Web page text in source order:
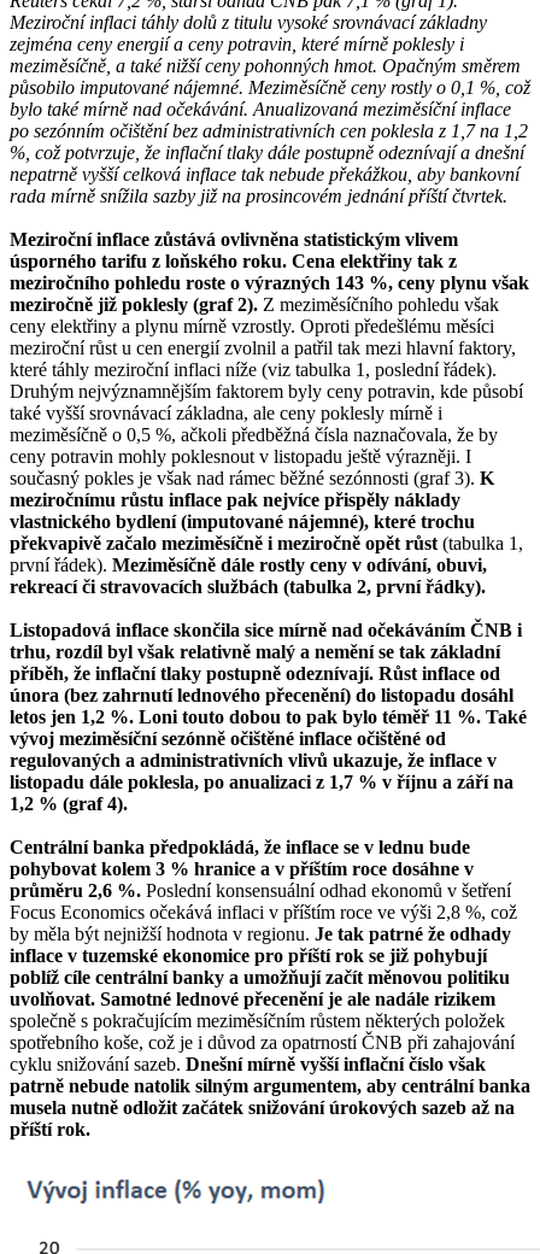
Meziroční inflaci táhly dolů z titulu vysoké srovnávací základny
zejména ceny energií a ceny potravin, které mírně poklesly i
meziměsíčně, a také nižší ceny pohonných hmot. Opačným směrem
působilo imputované nájemné. Meziměsíčně ceny rostly o 0,1 %, což
bylo také mírně nad očekávání. Anualizovaná meziměsíční inflace
po sezónním očištění bez administrativních cen poklesla z 1,7 na 1,2
%, což potvrzuje, že inflační tlaky dále postupně odeznívají a dnešní
nepatrně vyšší celková inflace tak nebude překážkou, aby bankovní
rada mírně snížila sazby již na prosincovém jednání příští čtvrtek.
Meziroční inflace zůstává ovlivněna statistickým vlivem
úsporného tarifu z loňského roku. Cena elektřiny tak z
meziročního pohledu roste o výrazných 143 %, ceny plynu však
meziročně již poklesly (graf 2). Z meziměsíčního pohledu však
ceny elektřiny a plynu mírně vzrostly. Oproti předešlému měsíci
meziroční růst u cen energií zvolnil a patřil tak mezi hlavní faktory,
které táhly meziroční inflaci níže (viz tabulka 1, poslední řádek).
Druhým nejvýznamnějším faktorem byly ceny potravin, kde působí
také vyšší srovnávací základna, ale ceny poklesly mírně i
meziměsíčně o 0,5 %, ačkoli předběžná čísla naznačovala, že by
ceny potravin mohly poklesnout v listopadu ještě výrazněji. I
současný pokles je však nad rámec běžné sezónnosti (graf 3). K
meziročnímu růstu inflace pak nejvíce přispěly náklady
vlastnického bydlení (imputované nájemné), které trochu
překvapivě začalo meziměsíčně i meziročně opět růst (tabulka 1,
první řádek). Meziměsíčně dále rostly ceny v odívání, obuvi,
rekreací či stravovacích službách (tabulka 2, první řádky).
Listopadová inflace skončila sice mírně nad očekáváním ČNB i
trhu, rozdíl byl však relativně malý a nemění se tak základní
příběh, že inflační tlaky postupně odeznívají. Růst inflace od
února (bez zahrnutí lednového přecenění) do listopadu dosáhl
letos jen 1,2 %. Loni touto dobou to pak bylo téměř 11 %. Také
vývoj meziměsíční sezónně očištěné inflace očištěné od
regulovaných a administrativních vlivů ukazuje, že inflace v
listopadu dále poklesla, po anualizaci z 1,7 % v říjnu a září na
1,2 % (graf 4).
Centrální banka předpokládá, že inflace se v lednu bude
pohybovat kolem 3 % hranice a v příštím roce dosáhne v
průměru 2,6 %. Poslední konsensuální odhad ekonomů v šetření
Focus Economics očekává inflaci v příštím roce ve výši 2,8 %, což
by měla být nejnižší hodnota v regionu. Je tak patrné že odhady
inflace v tuzemské ekonomice pro příští rok se již pohybují
poblíž cíle centrální banky a umožňují začít měnovou politiku
uvolňovat. Samotné lednové přecenění je ale nadále rizikem
společně s pokračujícím meziměsíčním růstem některých položek
spotřebního koše, což je i důvod za opatrností ČNB při zahajování
cyklu snižování sazeb. Dnešní mírně vyšší inflační číslo však
patrně nebude natolik silným argumentem, aby centrální banka
musela nutně odložit začátek snižování úrokových sazeb až na
příští rok.